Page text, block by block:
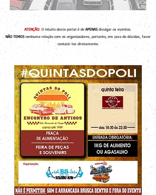
ATENÇÃO: O intuito deste portal é de APENAS divulgar os eventos.
NÃO TEMOS nenhuma relação com os organizadores, portanto, em caso de dúvidas, favor
contatá-los diretamente.